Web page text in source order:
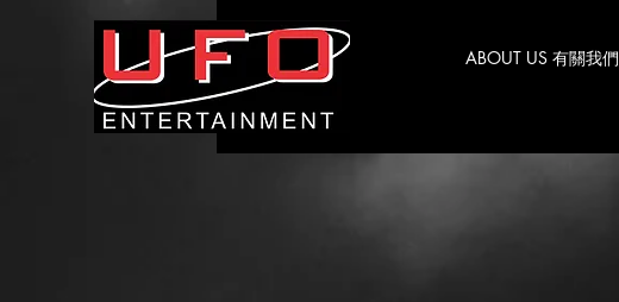
ABOUT US 有關我們